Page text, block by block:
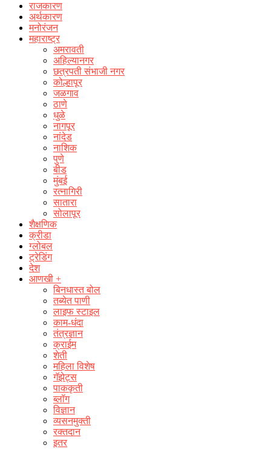
राजकारण
अर्थकारण
मनोरंजन
महाराष्ट्र
अमरावती
अहिल्यानगर
छत्रपती संभाजी नगर
कोल्हापूर
जळगाव
ठाणे
धुळे
नागपूर
नांदेड
नाशिक
पुणे
बीड
मुंबई
रत्नागिरी
सातारा
सोलापूर
शैक्षणिक
क्रीडा
ग्लोबल
ट्रेडिंग
देश
आणखी +
बिनधास्त बोल
तब्येत पाणी
लाइफ स्टाइल
काम-धंदा
तंत्रज्ञान
क्राईम
शेती
महिला विशेष
गॅझेट्स
पाककृती
ब्लॉग
विज्ञान
व्यसनमुक्ती
रक्‍तदान
इतर